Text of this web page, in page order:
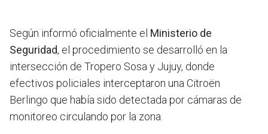
Según informó oficialmente el Ministerio de
Seguridad, el procedimiento se desarrolló en la
intersección de Tropero Sosa y Jujuy, donde
efectivos policiales interceptaron una Citroën
Berlingo que había sido detectada por cámaras de
monitoreo circulando por la zona.